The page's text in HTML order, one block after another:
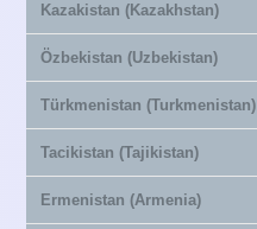
Kazakistan (Kazakhstan)
Özbekistan (Uzbekistan)
Türkmenistan (Turkmenistan)
Tacikistan (Tajikistan)
Ermenistan (Armenia)